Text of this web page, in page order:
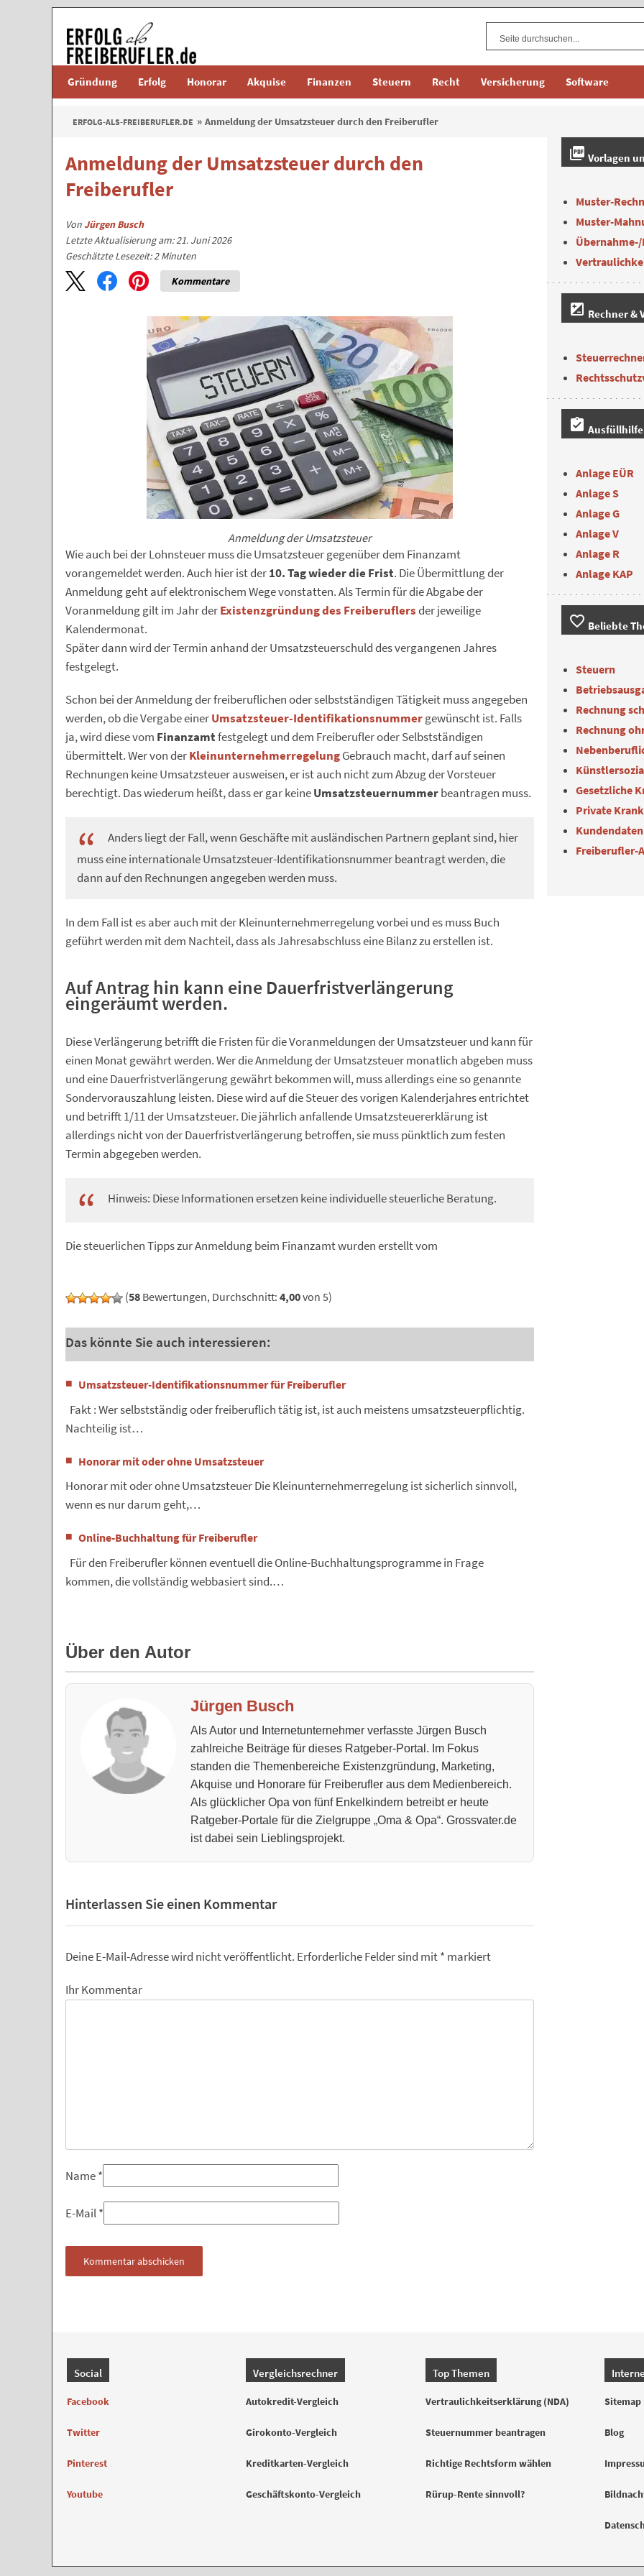
Gründung Erfolg Honorar Akquise Finanzen Steuern Recht Versicherung Software
ERFOLG-ALS-FREIBERUFLER.DE Anmeldung der Umsatzsteuer durch den Freiberufler
Anmeldung der Umsatzsteuer durch den
Freiberufler
VonJürgen Busch
Letzte Aktualisierung am: 21. Juni 2026
Geschätzte Lesezeit:2 Minuten
Kommentare
Anmeldung der Umsatzsteuer
Wie auch bei der Lohnsteuer muss die Umsatzsteuer gegenüber dem Finanzamt
vorangemeldet werden. Auch hier ist der10. Tag wieder die Frist. Die Übermittlung der
Anmeldung geht auf elektronischem Wege vonstatten. Als Termin für die Abgabe der
Voranmeldung gilt im Jahr derExistenzgründung des Freiberuflersder jeweilige
Kalendermonat.
Später dann wird der Termin anhand der Umsatzsteuerschuld des vergangenen Jahres
festgelegt.
Schon bei der Anmeldung der freiberuflichen oder selbstständigen Tätigkeit muss angegeben
werden, ob die Vergabe einerUmsatzsteuer-Identifikationsnummergewünscht ist. Falls
ja, wird diese vom Finanzamtfestgelegt und dem Freiberufler oder Selbstständigen
übermittelt. Wer von derKleinunternehmerregelungGebrauch macht, darf auf seinen
Rechnungen keine Umsatzsteuer ausweisen, er ist auch nicht zum Abzug der Vorsteuer
berechtigt. Das wiederum heißt, dass er gar keineUmsatzsteuernummerbeantragen muss.
Anders liegt der Fall, wenn Geschäfte mit ausländischen Partnern geplant sind, hier
muss eine internationale Umsatzsteuer-Identifikationsnummer beantragt werden, die
dann auf den Rechnungen angegeben werden muss.
In dem Fall ist es aber auch mit der Kleinunternehmerregelung vorbei und es muss Buch
geführt werden mit dem Nachteil, dass als Jahresabschluss eine Bilanz zu erstellen ist.
Auf Antrag hin kann eine Dauerfristverlängerung
eingeräumt werden.
Diese Verlängerung betrifft die Fristen für die Voranmeldungen der Umsatzsteuer und kann für
einen Monat gewährt werden. Wer die Anmeldung der Umsatzsteuer monatlich abgeben muss
und eine Dauerfristverlängerung gewährt bekommen will, muss allerdings eine so genannte
Sondervorauszahlung leisten. Diese wird auf die Steuer des vorigen Kalenderjahres entrichtet
und betrifft 1/11 der Umsatzsteuer. Die jährlich anfallende Umsatzsteuererklärung ist
allerdings nicht von der Dauerfristverlängerung betroffen, sie muss pünktlich zum festen
Termin abgegeben werden.
Hinweis: Diese Informationen ersetzen keine individuelle steuerliche Beratung.
Die steuerlichen Tipps zur Anmeldung beim Finanzamt wurden erstellt vom
(58 Bewertungen, Durchschnitt: 4,00von 5)
Das könnte Sie auch interessieren:
Umsatzsteuer-Identifikationsnummer für Freiberufler
Fakt : Wer selbstständig oder freiberuflich tätig ist, ist auch meistens umsatzsteuerpflichtig.
Nachteilig ist…
Honorar mit oder ohne Umsatzsteuer
Honorar mit oder ohne Umsatzsteuer Die Kleinunternehmerregelung ist sicherlich sinnvoll,
wenn es nur darum geht,…
Online-Buchhaltung für Freiberufler
Für den Freiberufler können eventuell die Online-Buchhaltungsprogramme in Frage
kommen, die vollständig webbasiert sind.…
Über den Autor
Jürgen Busch
Als Autor und Internetunternehmer verfasste Jürgen Busch
zahlreiche Beiträge für dieses Ratgeber-Portal. Im Fokus
standen die Themenbereiche Existenzgründung, Marketing,
Akquise und Honorare für Freiberufler aus dem Medienbereich.
Als glücklicher Opa von fünf Enkelkindern betreibt er heute
Ratgeber-Portale für die Zielgruppe „Oma & Opa“. Grossvater.de
ist dabei sein Lieblingsprojekt.
Hinterlassen Sie einen Kommentar
Deine E-Mail-Adresse wird nicht veröffentlicht. Erforderliche Felder sind mit* markiert
Ihr Kommentar
Name*
E-Mail*
picture_as_pdf Vorlagen
Muster-
Muster-
iso Rechner &
assignment_turned_in
Anlage EÜR
Anlage S
Anlage G
Anlage V
Anlage R
Anlage KAP
favorite_border Beliebte
Steuern
Rechnung
Rechnung
Gesetzliche
Private
Freiberufler-
Social
Facebook
Twitter
Pinterest
Youtube
Vergleichsrechner
Autokredit-Vergleich
Girokonto-Vergleich
Kreditkarten-Vergleich
Geschäftskonto-Vergleich
Top Themen
Vertraulichkeitserklärung (NDA)
Steuernummer beantragen
Richtige Rechtsform wählen
Rürup-Rente sinnvoll?
Sitemap
Blog